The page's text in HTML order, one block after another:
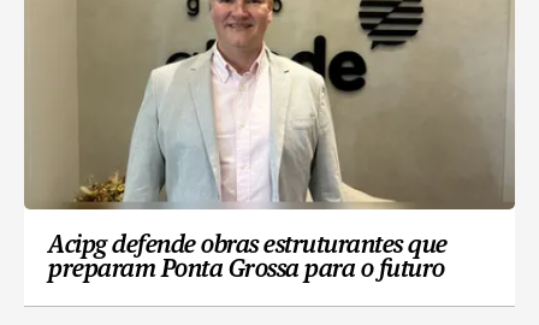
Acipg defende obras estruturantes que
preparam Ponta Grossa para o futuro